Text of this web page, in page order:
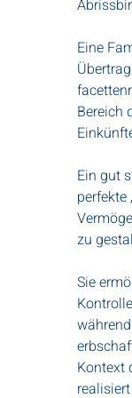
Eine
Bereich
Ein gut
perfekte
zu
Sie
Kontext